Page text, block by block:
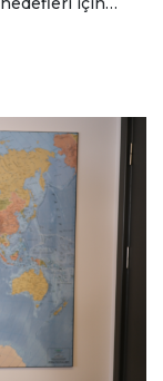
devreye